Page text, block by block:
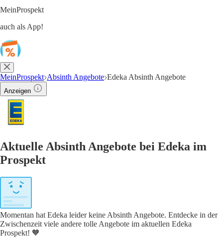
MeinProspekt
auch als App!
MeinProspekt Absinth Angebote Edeka Absinth Angebote
Anzeigen
Aktuelle Absinth Angebote bei Edeka im
Prospekt
Momentan hat Edeka leider keine Absinth Angebote. Entdecke in der
Zwischenzeit viele andere tolle Angebote im aktuellen Edeka
Prospekt! 🧡